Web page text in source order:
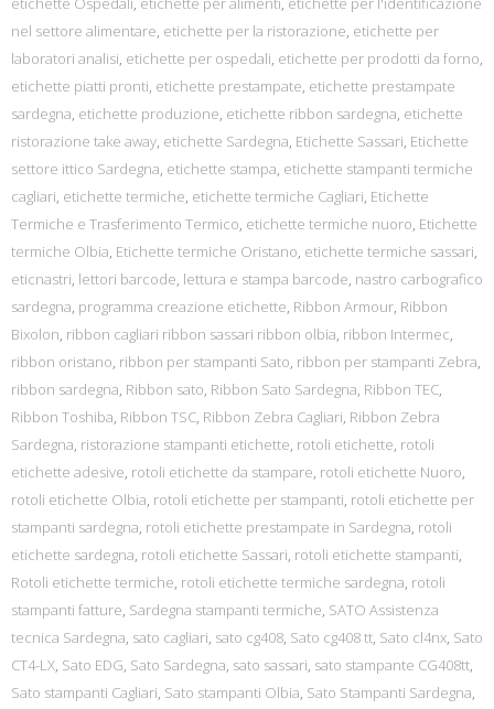
nel settore alimentare, etichette per la ristorazione, etichette per
laboratori analisi, etichette per ospedali, etichette per prodotti da forno,
etichette piatti pronti, etichette prestampate, etichette prestampate
sardegna, etichette produzione, etichette ribbon sardegna, etichette
ristorazione take away, etichette Sardegna, Etichette Sassari, Etichette
settore ittico Sardegna, etichette stampa, etichette stampanti termiche
cagliari, etichette termiche, etichette termiche Cagliari, Etichette
Termiche e Trasferimento Termico, etichette termiche nuoro, Etichette
termiche Olbia, Etichette termiche Oristano, etichette termiche sassari,
eticnastri, lettori barcode, lettura e stampa barcode, nastro carbografico
sardegna, programma creazione etichette, Ribbon Armour, Ribbon
Bixolon, ribbon cagliari ribbon sassari ribbon olbia, ribbon Intermec,
ribbon oristano, ribbon per stampanti Sato, ribbon per stampanti Zebra,
ribbon sardegna, Ribbon sato, Ribbon Sato Sardegna, Ribbon TEC,
Ribbon Toshiba, Ribbon TSC, Ribbon Zebra Cagliari, Ribbon Zebra
Sardegna, ristorazione stampanti etichette, rotoli etichette, rotoli
etichette adesive, rotoli etichette da stampare, rotoli etichette Nuoro,
rotoli etichette Olbia, rotoli etichette per stampanti, rotoli etichette per
stampanti sardegna, rotoli etichette prestampate in Sardegna, rotoli
etichette sardegna, rotoli etichette Sassari, rotoli etichette stampanti,
Rotoli etichette termiche, rotoli etichette termiche sardegna, rotoli
stampanti fatture, Sardegna stampanti termiche, SATO Assistenza
tecnica Sardegna, sato cagliari, sato cg408, Sato cg408 tt, Sato cl4nx, Sato
CT4-LX, Sato EDG, Sato Sardegna, sato sassari, sato stampante CG408tt,
Sato stampanti Cagliari, Sato stampanti Olbia, Sato Stampanti Sardegna,